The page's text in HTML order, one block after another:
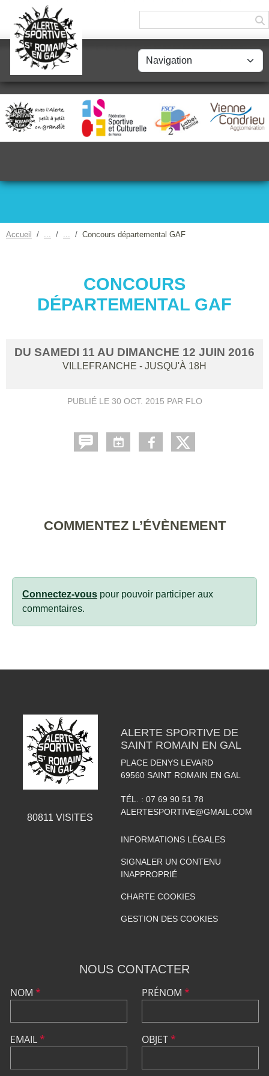
Accueil Concours départemental GAF
CONCOURS
DÉPARTEMENTAL GAF
DU SAMEDI 11 AU DIMANCHE 12 JUIN 2016
VILLEFRANCHE - JUSQU'À 18H
PUBLIÉ LE 30 OCT. 2015 PAR FLO
COMMENTEZ L’ÉVÈNEMENT
Connectez-vous pour pouvoir participer aux
commentaires.
80811 VISITES
ALERTE SPORTIVE DE
SAINT ROMAIN EN GAL
PLACE DENYS LEVARD
69560 SAINT ROMAIN EN GAL
TÉL. : 07 69 90 51 78
ALERTESPORTIVE@GMAIL.COM
INFORMATIONS LÉGALES
SIGNALER UN CONTENU
INAPPROPRIÉ
CHARTE COOKIES
GESTION DES COOKIES
NOUS CONTACTER
NOM *
EMAIL*
PRÉNOM *
OBJET*
Panneau de gestion des cookies